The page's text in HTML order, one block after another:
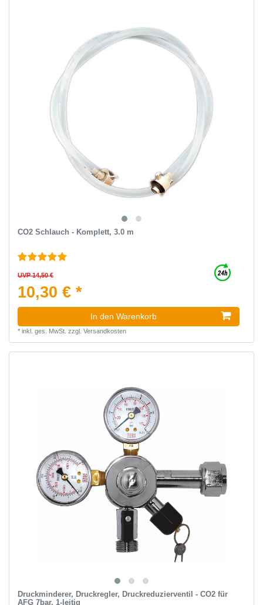
CO2 Schlauch - Komplett, 3.0 m
UVP 14,50 €
10,30 € *
In den Warenkorb
* inkl. ges. MwSt. zzgl. Versandkosten
Druckminderer, Druckregler, Druckreduzierventil - CO2 für
AFG 7bar, 1-leitig